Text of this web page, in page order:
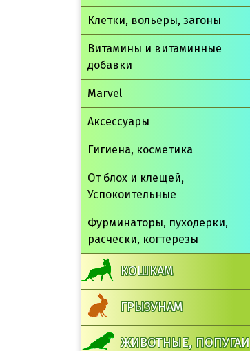
Клетки, вольеры, загоны
Витамины и витаминные
добавки
Marvel
Аксессуары
Гигиена, косметика
От блох и клещей,
Успокоительные
Фурминаторы, пуходерки,
расчески, когтерезы
КОШКАМ
ГРЫЗУНАМ
ЖИВОТНЫЕ, ПОПУГАИ